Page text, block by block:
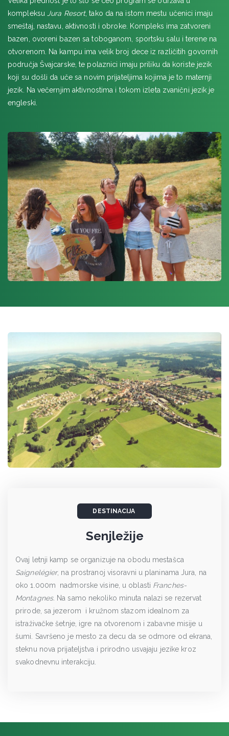
LONDON, Plus, Epsom College
LONDON, Plus, Brunel University
OKSFORDŠIR, Samiad The Oratory School
LONDON, Embassy Summer South Bank
LONDON, Embassy Summer UCL, Stratford
ASHFORD, Grosvenor Hall jezički i avanturistički kamp
kompleksu Jura Resort, tako da na istom mestu učenici imaju
smeštaj, nastavu, aktivnosti i obroke. Kompleks ima zatvoreni
bazen, ovoreni bazen sa toboganom, sportsku salu i terene na
otvorenom. Na kampu ima velik broj dece iz različitih govornih
područja Švajcarske, te polaznici imaju priliku da koriste jezik
koji su došli da uče sa novim prijateljima kojima je to maternji
jezik. Na večernjim aktivnostima i tokom izleta zvanični jezik je
engleski.
DESTINACIJA
Senjležije
Ovaj letnji kamp se organizuje na obodu mestašca
Saignelégier, na prostranoj visoravni u planinama Jura, na
oko 1.000m nadmorske visine, u oblasti Franches-
Montagnes. Na samo nekoliko minuta nalazi se rezervat
prirode, sa jezerom i kružnom stazom idealnom za
istraživačke šetnje, igre na otvorenom i zabavne misije u
šumi. Savršeno je mesto za decu da se odmore od ekrana,
steknu nova prijateljstva i prirodno usvajaju jezike kroz
svakodnevnu interakciju.